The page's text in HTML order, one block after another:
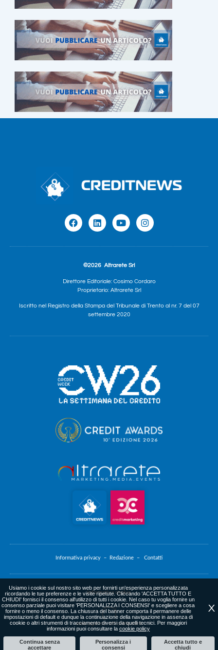
©2026 Altrarete Srl
Direttore Editoriale: Cosimo Cordaro
Proprietario: Altrarete Srl
Iscritto nel Registro della Stampa del Tribunale di Trento al nr. 7 del 07
settembre 2020
Informativa privacy – Redazione – Contatti
Informativa cookie
web agency: altrarete.com
X
Usiamo i cookie sul nostro sito web per fornirti un'esperienza personalizzata
ricordando le tue preferenze e le visite ripetute. Cliccando 'ACCETTA TUTTO E
CHIUDI' fornisci il consenso all'utilizzo di tutti i cookie. Nel caso tu voglia fornire un
consenso parziale puoi visitare 'PERSONALIZZA I CONSENSI' e scegliere a cosa
fornire o meno il consenso. La chiusura del banner comporta il permanere delle
impostazioni di default e dunque la continuazione della navigazione in assenza di
cookie o altri strumenti di tracciamento diversi da quelli tecnici. Per maggiori
informazioni puoi consultare la cookie policy
Continua senza
accettare
Personalizza i
consensi
Accetta tutto e
chiudi